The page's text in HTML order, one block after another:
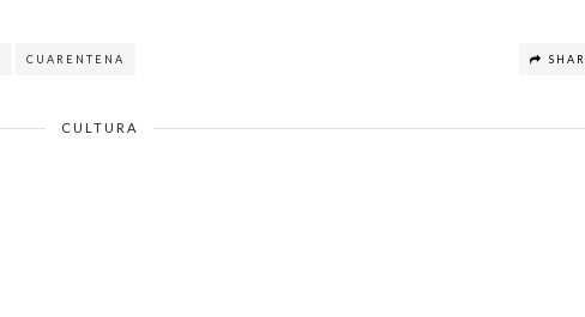
CUARENTENA
CULTURA